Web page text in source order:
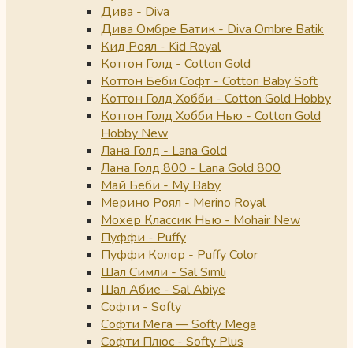
Дива - Diva
Дива Омбре Батик - Diva Ombre Batik
Кид Роял - Kid Royal
Коттон Голд - Cotton Gold
Коттон Беби Софт - Cotton Baby Soft
Коттон Голд Хобби - Cotton Gold Hobby
Коттон Голд Хобби Нью - Cotton Gold
Hobby New
Лана Голд - Lana Gold
Лана Голд 800 - Lana Gold 800
Май Беби - My Baby
Мерино Роял - Merino Royal
Мохер Классик Нью - Mohair New
Пуффи - Puffy
Пуффи Колор - Puffy Color
Шал Симли - Sal Simli
Шал Абие - Sal Abiye
Софти - Softy
Софти Мега — Softy Mega
Софти Плюс - Softy Plus